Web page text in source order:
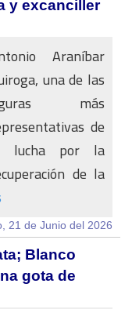
y excanciller
Araníbar
una de las
más
de
lucha por la
de la
21 de Junio del 2026
Blanco
gota de